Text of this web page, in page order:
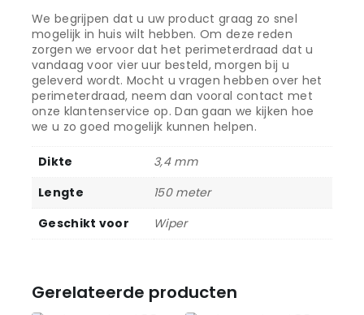
We begrijpen dat u uw product graag zo snel
mogelijk in huis wilt hebben. Om deze reden
zorgen we ervoor dat het perimeterdraad dat u
vandaag voor vier uur besteld, morgen bij u
geleverd wordt. Mocht u vragen hebben over het
perimeterdraad, neem dan vooral contact met
onze klantenservice op. Dan gaan we kijken hoe
we u zo goed mogelijk kunnen helpen.
Dikte
3,4 mm
Lengte
150 meter
Geschikt voor
Wiper
Gerelateerde producten